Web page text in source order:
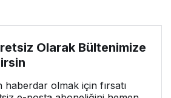
Olarak Bültenimize
olmak için fırsatı